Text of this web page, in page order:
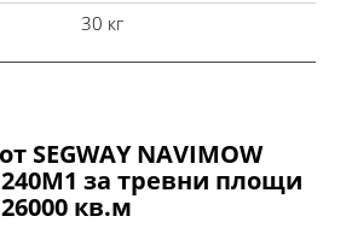
30 кг
SEGWAY NAVIMOW
за тревни площи
кв.м